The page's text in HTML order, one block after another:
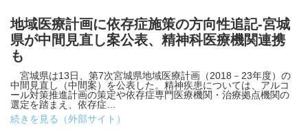
地域医療計画に依存症施策の方向性追記-宮城
県が中間見直し案公表、精神科医療機関連携
も
宮城県は13日、第7次宮城県地域医療計画（2018－23年度）の
中間見直し（中間案）を公表した。精神疾患については、アルコ
ール対策推進計画の策定や依存症専門医療機関・治療拠点機関の
選定を踏まえ、依存症…
続きを見る（外部サイト）